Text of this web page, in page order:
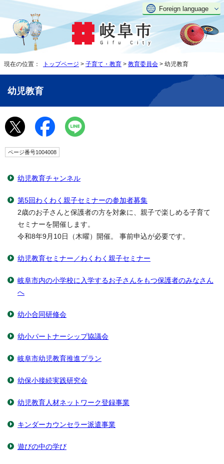
Foreign language
現在の位置： トップページ > 子育て・教育 > 教育委員会 > 幼児教育
幼児教育
ページ番号1004008
幼児教育チャンネル
第5回わくわく親子セミナーの参加者募集
2歳のお子さんと保護者の方を対象に、親子で楽しめる子育て
セミナーを開催します。
令和8年9月10日（木曜）開催。 事前申込が必要です。
幼児教育セミナー／わくわく親子セミナー
岐阜市内の小学校に入学するお子さんをもつ保護者のみなさん
へ
幼小合同研修会
幼小パートナーシップ協議会
岐阜市幼児教育推進プラン
幼保小接続実践研究会
幼児教育人材ネットワーク登録事業
キンダーカウンセラー派遣事業
遊びの中の学び